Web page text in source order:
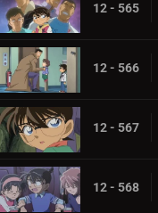
12 - 565
12 - 566
12 - 567
12 - 568